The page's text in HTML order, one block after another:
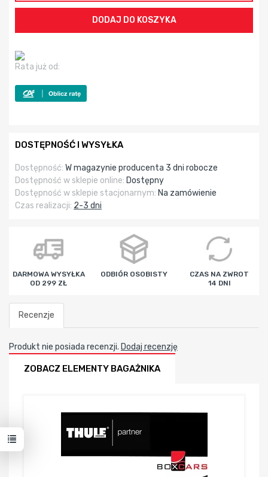
Rata już od:
DOSTĘPNOŚĆ I WYSYŁKA
Dostępność: W magazynie producenta 3 dni robocze
Dostępność w sklepie online: Dostępny
Dostępność w sklepie stacjonarnym: Na zamówienie
Czas realizacji: 2-3 dni
DARMOWA WYSYŁKA
OD 299 ZŁ
ODBIÓR OSOBISTY
CZAS NA ZWROT
14 DNI
Recenzje
Produkt nie posiada recenzji. Dodaj recenzję
ZOBACZ ELEMENTY BAGAŻNIKA